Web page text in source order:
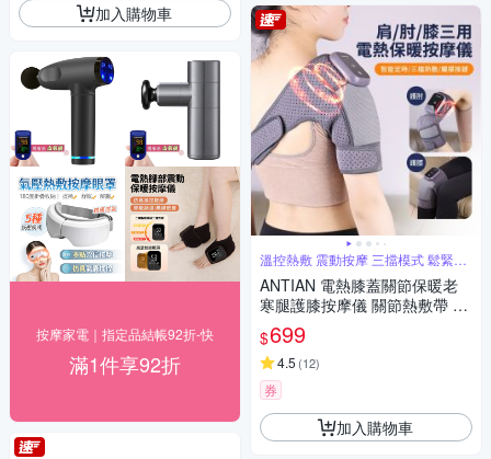
加入購物車
按摩家電｜指定品結帳92折-快
滿1件享92折
溫控熱敷 震動按摩 三擋模式 鬆緊可
調
ANTIAN 電熱膝蓋關節保暖老
寒腿護膝按摩儀 關節熱敷帶 膝
蓋護帶 肩膀發熱按摩器 護肘帶
（交換禮物）
$699
4.5 (12)
券
加入購物車